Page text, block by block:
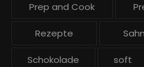
Prep and Cook
Rezepte
Schokolade soft